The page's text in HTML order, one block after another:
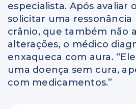
especialista. Após avaliar
solicitar uma
crânio, que também não
alterações, o médico
enxaqueca com aura.
uma doença sem cura,
com medicamentos.”